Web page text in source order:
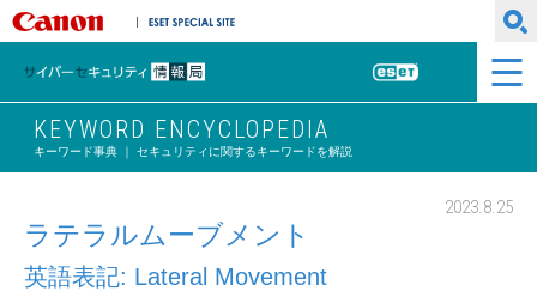
キヤノンマーケティングジャパン株式会社
サイバーセキュリティ情報局
ESET
KEYWORD ENCYCLOPEDIA
キーワード事典 ｜ セキュリティに関するキーワードを解説
2023.8.25
ラテラルムーブメント
英語表記: Lateral Movement